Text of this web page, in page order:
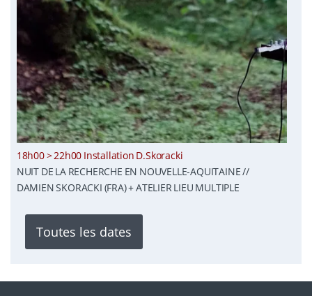
18h00 > 22h00 Installation D.Skoracki
NUIT DE LA RECHERCHE EN NOUVELLE-AQUITAINE //
DAMIEN SKORACKI (FRA) + ATELIER LIEU MULTIPLE
Toutes les dates